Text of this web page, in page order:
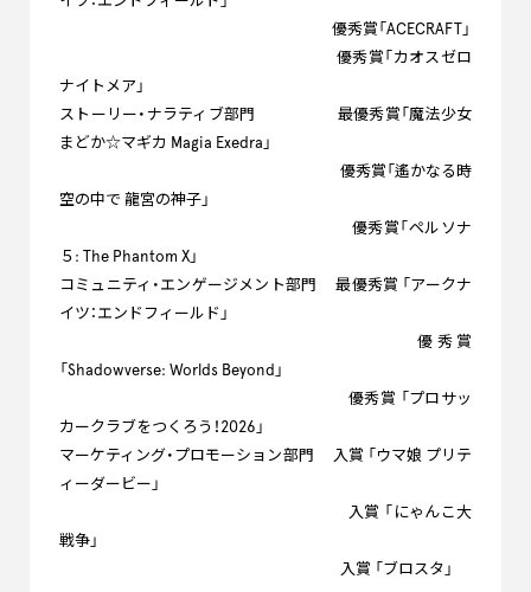
優秀賞「ACECRAFT」
優秀賞「カオスゼロ
ナイトメア」
ストーリー・ナラティブ部門 最優秀賞「魔法少女
まどか☆マギカ Magia Exedra」
優秀賞「遙かなる時
空の中で 龍宮の神子」
優秀賞「ペルソナ
５: The Phantom X」
コミュニティ・エンゲージメント部門 最優秀賞 「アークナ
イツ：エンドフィールド」
優秀賞
「Shadowverse: Worlds Beyond」
優秀賞 「プロサッ
カークラブをつくろう！2026」
マーケティング・プロモーション部門 入賞 「ウマ娘 プリテ
ィーダービー」
入賞 「にゃんこ大
戦争」
入賞 「ブロスタ」